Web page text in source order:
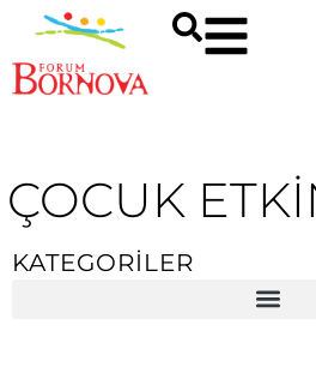
ÇOCUK
KATEGORİLER